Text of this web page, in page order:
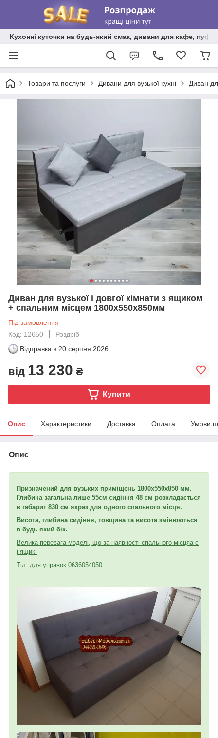
Кухонні куточки на будь-який смак, дивани для кафе,
Товари та послуги Дивани для вузької кухні Диван
Диван для вузької і довгої кімнати з ящиком
+ спальним місцем 1800х550х850мм
Під замовлення
Код: 12650
Роздріб
Відправка з 20 серпня 2026
від 13 230 ₴
Купити
Опис Характеристики Доставка Оплата Умови
Опис
Призначений для вузьких приміщень 1800х550х850 мм.
Глибина загальна лише 55см сидіння 48 см розкладається
в габарит 830 см якраз для одного спального місця.
Висота, глибина сидіння, товщина та висота змінюються
в будь-який бік.
Велика перевага моделі, що за наявності спального місцяа є
і ящик!
Тіл. для управок 0636054050